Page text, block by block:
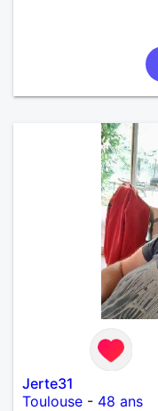
Jerte31
Toulouse - 48 ans